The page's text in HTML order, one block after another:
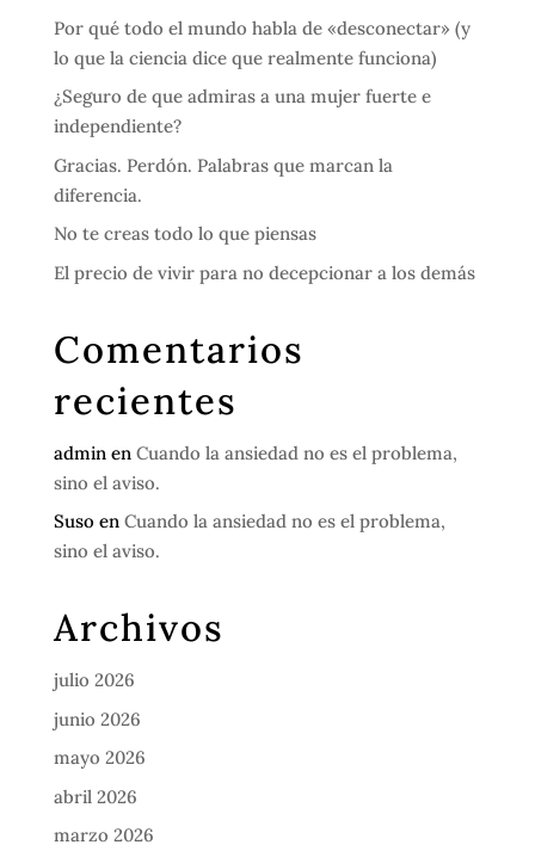
Por qué todo el mundo habla de «desconectar» (y
lo que la ciencia dice que realmente funciona)
¿Seguro de que admiras a una mujer fuerte e
independiente?
Gracias. Perdón. Palabras que marcan la
diferencia.
No te creas todo lo que piensas
El precio de vivir para no decepcionar a los demás
Comentarios
recientes
adminen Cuando la ansiedad no es el problema,
sino el aviso.
Suso en Cuando la ansiedad no es el problema,
sino el aviso.
Archivos
julio 2026
junio 2026
mayo 2026
abril 2026
marzo 2026